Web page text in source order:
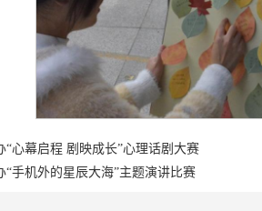
“心幕启程 剧映成长”心理话剧大赛
“手机外的星辰大海”主题演讲比赛